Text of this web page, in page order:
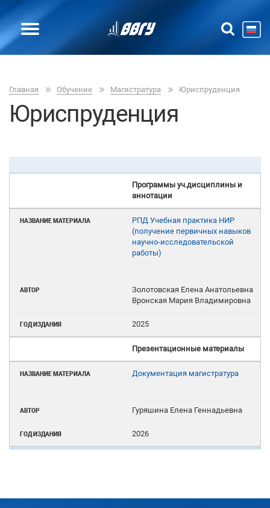
Главная Обучение Магистратура Юриспруденция
Юриспруденция
Программы уч.дисциплины и
аннотации
РПД Учебная практика НИР
(получение первичных навыков
научно-исследовательской
работы)
Золотовская Елена Анатольевна
Вронская Мария Владимировна
2025
Презентационные материалы
Документация магистратура
Гуряшина Елена Геннадьевна
2026